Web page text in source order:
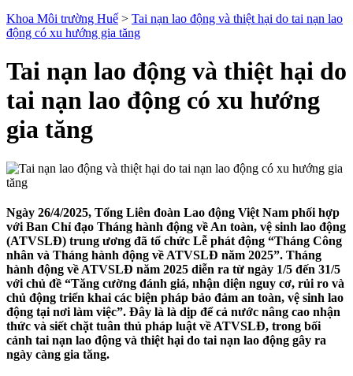
Khoa Môi trường Huế > Tai nạn lao động và thiệt hại do tai nạn lao
động có xu hướng gia tăng
Tai nạn lao động và thiệt hại do
tai nạn lao động có xu hướng
gia tăng
Ngày 26/4/2025, Tổng Liên đoàn Lao động Việt Nam phối hợp
với Ban Chỉ đạo Tháng hành động về An toàn, vệ sinh lao động
(ATVSLĐ) trung ương đã tổ chức Lễ phát động “Tháng Công
nhân và Tháng hành động về ATVSLĐ năm 2025”. Tháng
hành động về ATVSLĐ năm 2025 diễn ra từ ngày 1/5 đến 31/5
với chủ đề “Tăng cường đánh giá, nhận diện nguy cơ, rủi ro và
chủ động triển khai các biện pháp bảo đảm an toàn, vệ sinh lao
động tại nơi làm việc”. Đây là là dịp để cả nước nâng cao nhận
thức và siết chặt tuân thủ pháp luật về ATVSLĐ, trong bối
cảnh tai nạn lao động và thiệt hại do tai nạn lao động gây ra
ngày càng gia tăng.